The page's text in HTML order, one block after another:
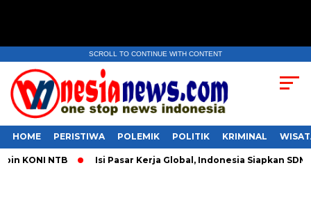
SCROLL TO CONTINUE WITH CONTENT
HOME PERISTIWA POLEMIK POLITIK KRIMINAL
KONI NTB ​Isi Pasar Kerja Global, Indonesia Siapkan SDM